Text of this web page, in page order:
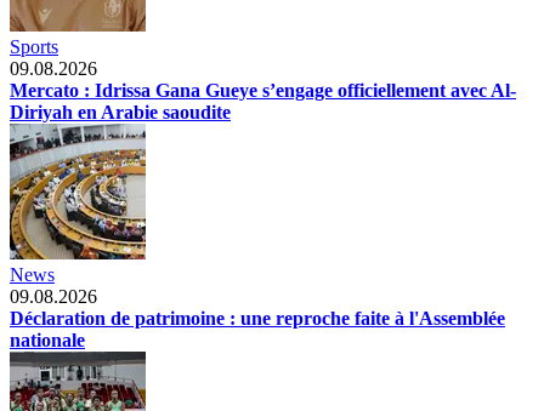
Sports
09.08.2026
Mercato : Idrissa Gana Gueye s’engage officiellement avec Al-
Diriyah en Arabie saoudite
News
09.08.2026
Déclaration de patrimoine : une reproche faite à l'Assemblée
nationale